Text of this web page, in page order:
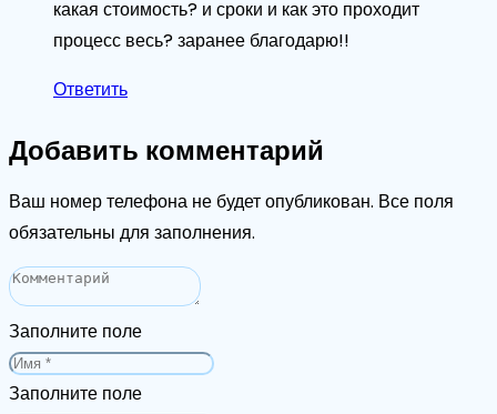
какая стоимость? и сроки и как это проходит
процесс весь? заранее благодарю!!
Ответить
Добавить комментарий
Ваш номер телефона не будет опубликован. Все поля
обязательны для заполнения.
Заполните поле
Заполните поле